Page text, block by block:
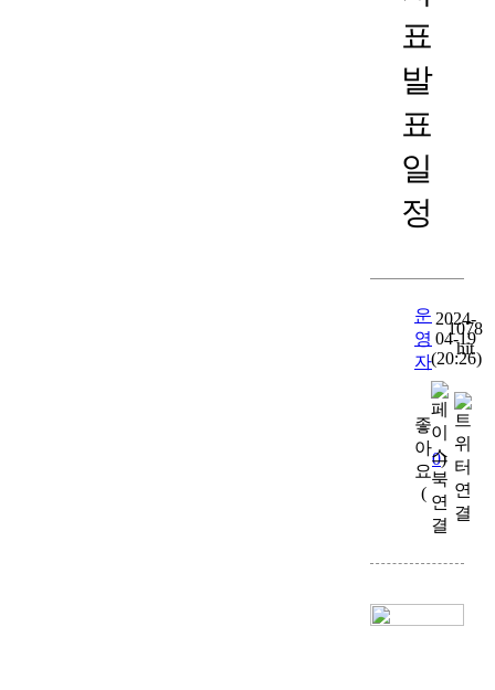
표
발
표
일
정
운
영
자
2024-
04-19
(20:26)
1078
hit
좋
아
요
(
0)